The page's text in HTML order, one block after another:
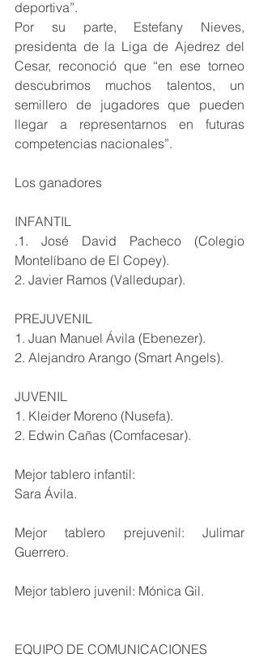
deportiva”.
Por su parte, Estefany Nieves,
presidenta de la Liga de Ajedrez del
Cesar, reconoció que “en ese torneo
descubrimos muchos talentos, un
semillero de jugadores que pueden
llegar a representarnos en futuras
competencias nacionales”.
Los ganadores
INFANTIL
.1. José David Pacheco (Colegio
Montelíbano de El Copey).
2. Javier Ramos (Valledupar).
PREJUVENIL
1. Juan Manuel Ávila (Ebenezer).
2. Alejandro Arango (Smart Angels).
JUVENIL
1. Kleider Moreno (Nusefa).
2. Edwin Cañas (Comfacesar).
Mejor tablero infantil:
Sara Ávila.
Mejor tablero prejuvenil: Julimar
Guerrero.
Mejor tablero juvenil: Mónica Gil.
EQUIPO DE COMUNICACIONES